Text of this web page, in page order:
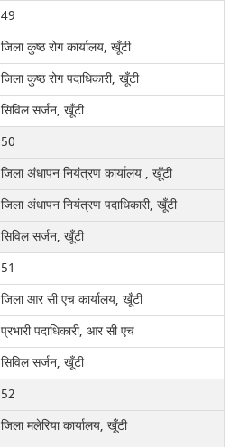
49
जिला कुष्ठ रोग कार्यालय, खूँटी
जिला कुष्ठ रोग पदाधिकारी, खूँटी
सिविल सर्जन, खूँटी
50
जिला अंधापन नियंत्रण कार्यालय , खूँटी
जिला अंधापन नियंत्रण पदाधिकारी, खूँटी
सिविल सर्जन, खूँटी
51
जिला आर सी एच कार्यालय, खूँटी
प्रभारी पदाधिकारी, आर सी एच
सिविल सर्जन, खूँटी
52
जिला मलेरिया कार्यालय, खूँटी